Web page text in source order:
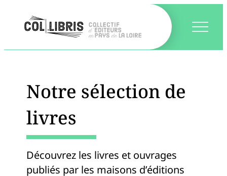
Notre sélection de
livres
Découvrez les livres et ouvrages
publiés par les maisons d’éditions